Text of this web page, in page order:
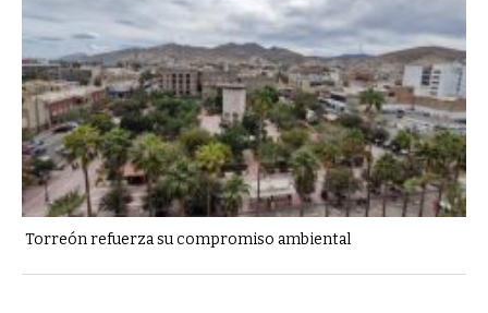
Torreón refuerza su compromiso ambiental